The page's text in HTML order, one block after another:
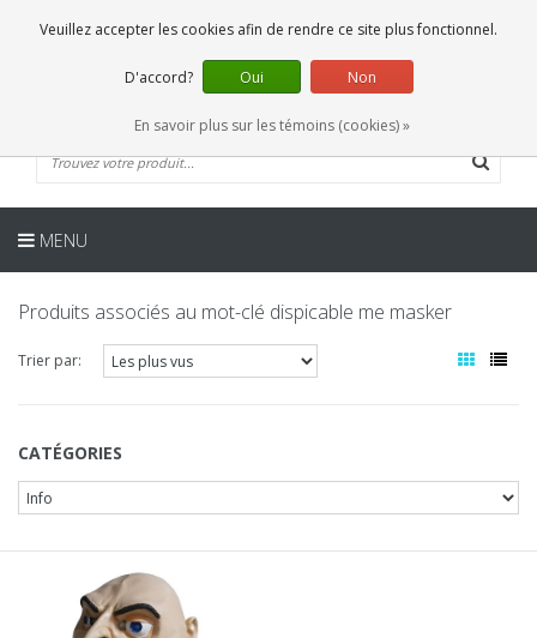
0 Articles
FR
MENU
Produits associés au mot-clé dispicable me masker
Trier par:
CATÉGORIES
Veuillez accepter les cookies afin de rendre ce site plus fonctionnel.
D'accord? Oui Non
En savoir plus sur les témoins (cookies) »